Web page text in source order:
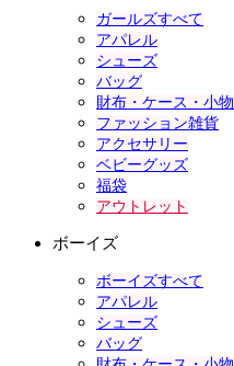
ガールズすべて
アパレル
シューズ
バッグ
財布・ケース・小物
ファッション雑貨
アクセサリー
ベビーグッズ
福袋
アウトレット
ボーイズ
ボーイズすべて
アパレル
シューズ
バッグ